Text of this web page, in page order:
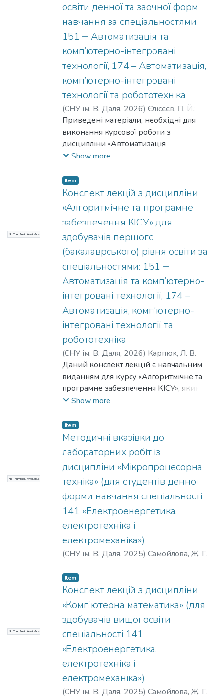
освіти денної та заочної форм
навчання за спеціальностями:
151 ‒ Автоматизація та
комп’ютерно-інтегровані
технології, 174 – Автоматизація,
комп’ютерно-інтегровані
технології та робототехніка
(СНУ ім. В. Даля, 2026) Єлісєєв, П. Й.
Карпюк, Л. В.
Приведені матеріали, необхідні для
виконання курсової роботи з
дисципліни «Автоматизація
технологічних процесів і виробництв».
автоматизації технологічних процесів,
технічні засоби автоматизації, мета
курсової роботи, порядок виконання та
варіанти.
Show more
No Thumbnail Available
Item
Конспект лекцій з дисципліни
«Алгоритмічне та програмне
забезпечення КІСУ» для
здобувачів першого
(бакалаврського) рівня освіти за
спеціальностями: 151 ‒
Автоматизація та комп’ютерно-
інтегровані технології, 174 –
Автоматизація, комп’ютерно-
інтегровані технології та
робототехніка
(СНУ ім. В. Даля, 2026) Карпюк, Л. В.
Даний конспект лекцій є навчальним
виданням для курсу «Алгоритмічне та
програмне забезпечення КІСУ», який
викладається для здобувачів вищої
приладобудування. Конспект лекцій
містить основні програмні положення
курсу, предмет і область застосування
сучасного програмного забезпечення
КІСУ. Пропонований конспект лекцій
сприяє розвитку у здобувачів першого
(бакалаврського) рівня освіти як
загальнокультурних, так і професійних
компетенцій. Матеріал, викладений в
конспекті, орієнтований на вивчення
основних положень теорії оптимізації,
здобуття навичок практичних робіт
пов’язаних із технологічними
процесами автоматизованого
приладобудівного виробництва;
знайомить зі спеціалізованими
програмними продуктами, основами
технології розроблення програмного
забезпечення.
Show more
No Thumbnail Available
Item
Методичні вказівки до
лабораторних робіт із
дисципліни «Мікропроцесорна
техніка» (для студентів денної
форми навчання спеціальності
141 «Електроенергетика,
електротехніка і
електромеханіка»)
(СНУ ім. В. Даля, 2025) Самойлова, Ж. Г.
No Thumbnail Available
Item
Конспект лекцій з дисципліни
«Комп’ютерна математика» (для
здобувачів вищої освіти
спеціальності 141
«Електроенергетика,
електротехніка і
електромеханіка»)
(СНУ ім. В. Даля, 2025) Самойлова, Ж. Г.